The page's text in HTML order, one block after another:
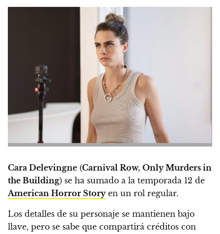
Cara Delevingne (Carnival Row, Only Murders in
the Building) se ha sumado a la temporada 12 de
American Horror Storyen un rol regular.
Los detalles de su personaje se mantienen bajo
llave, pero se sabe que compartirá créditos con